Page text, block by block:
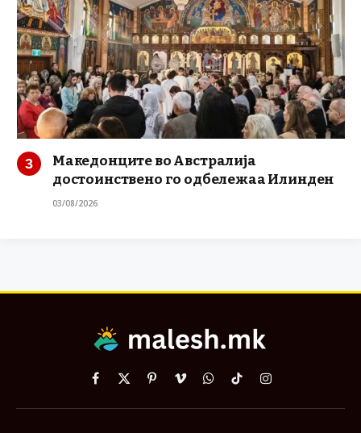
Македонците во Австралија
достоинствено го одбележаа Илинден
03/08/2026
Facebook
X
PinterestVimeoWhatsApp
TikTokInstagram